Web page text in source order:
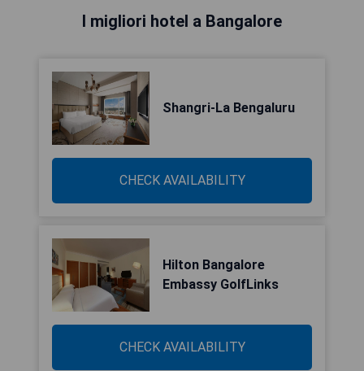
I migliori hotel a Bangalore
Shangri-La Bengaluru
CHECK AVAILABILITY
Hilton Bangalore
Embassy GolfLinks
CHECK AVAILABILITY